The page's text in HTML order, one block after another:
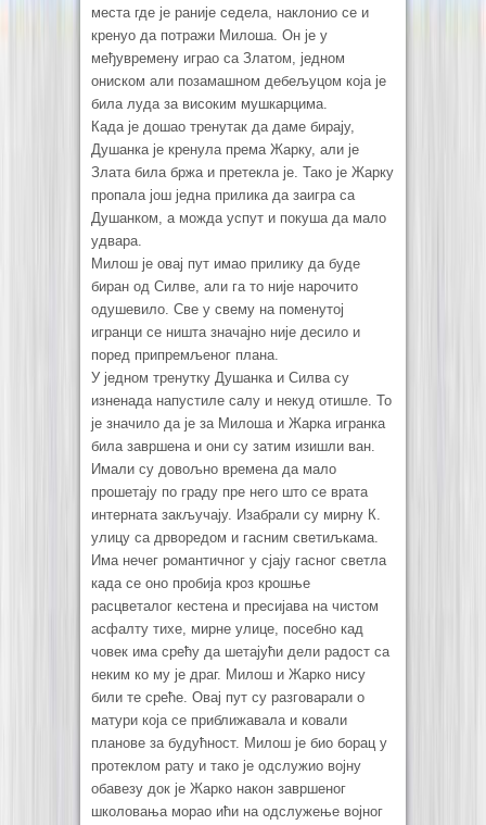
места где је раније седела, наклонио се и
кренуо да потражи Милоша. Он је у
међувремену играо са Златом, једном
ониском али позамашном дебељуцом која је
била луда за високим мушкарцима.
Када је дошао тренутак да даме бирају,
Душанка је кренула према Жарку, али је
Злата била бржа и претекла је. Тако је Жарку
пропала још једна прилика да заигра са
Душанком, а можда успут и покуша да мало
удвара.
Милош је овај пут имао прилику да буде
биран од Силве, али га то није нарочито
одушевило. Све у свему на поменутој
игранци се ништа значајно није десило и
поред припремљеног плана.
У једном тренутку Душанка и Силва су
изненада напустиле салу и некуд отишле. То
је значило да је за Милоша и Жарка игранка
била завршена и они су затим изишли ван.
Имали су довољно времена да мало
прошетају по граду пре него што се врата
интерната закључају. Изабрали су мирну К.
улицу са дрворедом и гасним светиљкама.
Има нечег романтичног у сјају гасног светла
када се оно пробија кроз крошње
расцветалог кестена и пресијава на чистом
асфалту тихе, мирне улице, посебно кад
човек има срећу да шетајући дели радост са
неким ко му је драг. Милош и Жарко нису
били те среће. Овај пут су разговарали о
матури која се приближавала и ковали
планове за будућност. Милош је био борац у
протеклом рату и тако је одслужио војну
обавезу док је Жарко након завршеног
школовања морао ићи на одслужење војног